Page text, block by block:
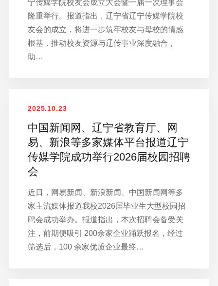
宁传媒学院校友会成立大会暨一届一次理事会
隆重举行。报道指出，辽宁省辽宁传媒学院校
友会的成立，将进一步筑牢校友与母校的情感
根基，推动校友资源与辽传事业深度融合，
助…
2025.10.23
中国新闻网、辽宁省教育厅、网
易、新浪等多家媒体平台报道辽宁
传媒学院成功举行2026届校园招聘
会
近日，网易新闻、新浪新闻、中国新闻网等多
家主流媒体报道我校2026届毕业生大型校园招
聘会成功举办。报道指出，本次招聘会备受关
注，前期便吸引 200余家企业踊跃报名，经过
筛选后，100 余家优质企业最终…